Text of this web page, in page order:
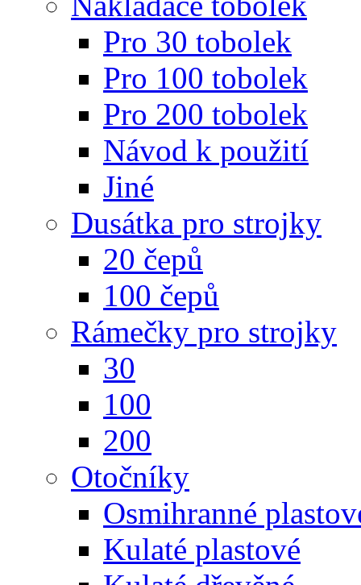
Pro 30 tobolek
Pro 100 tobolek
Pro 200 tobolek
Návod k použití
Jiné
Dusátka pro strojky
20 čepů
100 čepů
Rámečky pro strojky
30
100
200
Otočníky
Osmihranné
Kulaté plastové